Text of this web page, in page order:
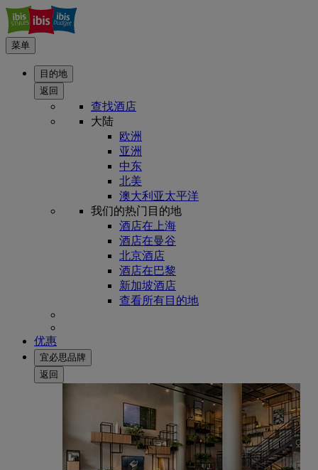
菜单
目的地
返回
查找酒店
大陆
欧洲
亚洲
中东
北美
澳大利亚太平洋
我们的热门目的地
酒店在上海
酒店在曼谷
北京酒店
酒店在巴黎
新加坡酒店
查看所有目的地
优惠
宜必思品牌
返回